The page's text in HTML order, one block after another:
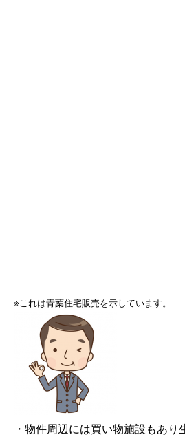
※これは青葉住宅販売を示しています。
・物件周辺には買い物施設もあり